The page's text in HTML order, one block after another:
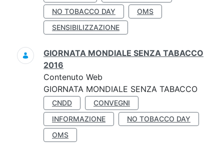
NO TOBACCO DAY
OMS
SENSIBILIZZAZIONE
GIORNATA MONDIALE SENZA TABACCO
2016
Contenuto Web
GIORNATA MONDIALE SENZA TABACCO
CNDD
CONVEGNI
INFORMAZIONE
NO TOBACCO DAY
OMS